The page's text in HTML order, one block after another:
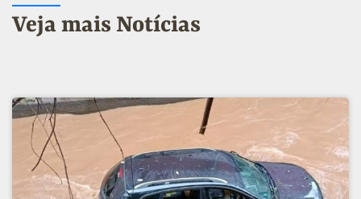
Veja mais Notícias